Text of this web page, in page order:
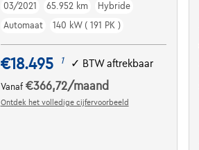
03/2021
65.952 km
Hybride
Automaat
140 kW ( 191 PK )
€18.495 1 ✓ BTW aftrekbaar
Vanaf €366,72/maand
Ontdek het volledige cijfervoorbeeld